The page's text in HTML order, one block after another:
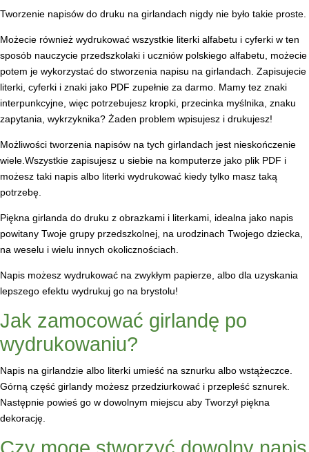
Tworzenie napisów do druku na girlandach nigdy nie było takie proste.
Możecie również wydrukować wszystkie literki alfabetu i cyferki w ten
sposób nauczycie przedszkolaki i uczniów polskiego alfabetu, możecie
potem je wykorzystać do stworzenia napisu na girlandach. Zapisujecie
literki, cyferki i znaki jako PDF zupełnie za darmo. Mamy tez znaki
interpunkcyjne, więc potrzebujesz kropki, przecinka myślnika, znaku
zapytania, wykrzyknika? Żaden problem wpisujesz i drukujesz!
Możliwości tworzenia napisów na tych girlandach jest nieskończenie
wiele.Wszystkie zapisujesz u siebie na komputerze jako plik PDF i
możesz taki napis albo literki wydrukować kiedy tylko masz taką
potrzebę.
Piękna girlanda do druku z obrazkami i literkami, idealna jako napis
powitany Twoje grupy przedszkolnej, na urodzinach Twojego dziecka,
na weselu i wielu innych okolicznościach.
Napis możesz wydrukować na zwykłym papierze, albo dla uzyskania
lepszego efektu wydrukuj go na brystolu!
Jak zamocować girlandę po
wydrukowaniu?
Napis na girlandzie albo literki umieść na sznurku albo wstążeczce.
Górną część girlandy możesz przedziurkować i przepleść sznurek.
Następnie powieś go w dowolnym miejscu aby Tworzył piękna
dekorację.